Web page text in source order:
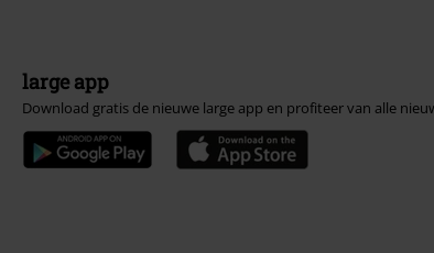
large app
Download gratis de nieuwe large app en profiteer van alle